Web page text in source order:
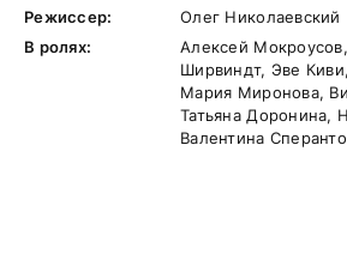
Режиссер:
Олег Николаевский
В ролях:
Алексей
Ширвиндт, Эве
Мария Миронова,
Татьяна Доронина,
Валентина